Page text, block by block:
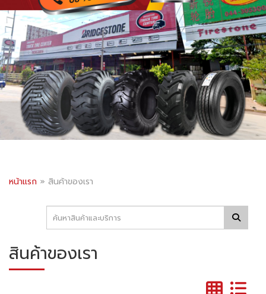
หน้าแรก » สินค้าของเรา
สินค้าของเรา